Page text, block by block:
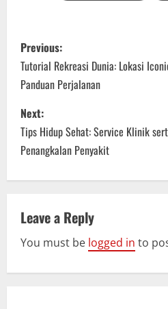
P
o
s
t
n
a
v
i
g
Previous:
Tutorial Rekreasi Dunia: Lokasi
Panduan Perjalanan
Next:
Tips Hidup Sehat: Service Klinik
Penangkalan Penyakit
Leave a Reply
You must be logged in to